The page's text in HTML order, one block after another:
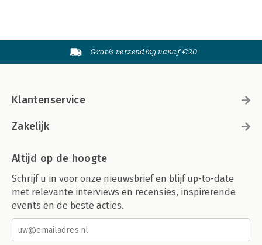
Gratis verzending vanaf €20
Klantenservice
Zakelijk
Altijd op de hoogte
Schrijf u in voor onze nieuwsbrief en blijf up-to-date
met relevante interviews en recensies, inspirerende
events en de beste acties.